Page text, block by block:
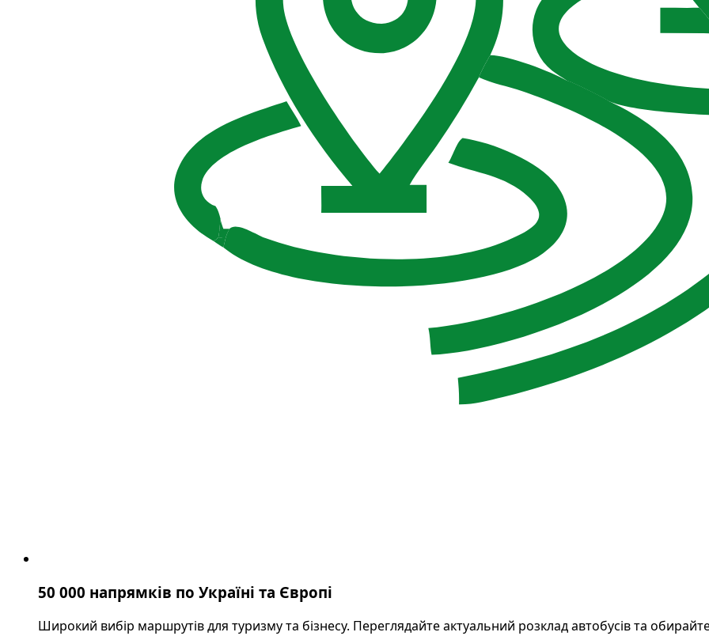
50 000 напрямків по Україні та Європі
Широкий вибір маршрутів для туризму та бізнесу. Переглядайте актуальний розклад автобусів та